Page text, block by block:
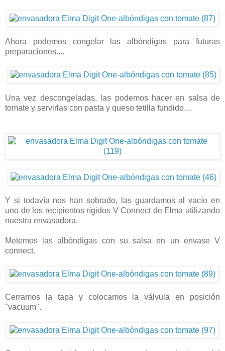
Ahora podemos congelar las albóndigas para futuras
preparaciones....
Una vez descongeladas, las podemos hacer en salsa de
tomate y servirlas con pasta y queso tetilla fundido....
Y si todavía nos han sobrado, las guardamos al vacío en
uno de los recipientos rígidos V Connect de Elma utilizando
nuestra envasadora.
Metemos las albóndigas con su salsa en un envase V
connect.
Cerramos la tapa y colocamos la válvula en posición
"vacuum".